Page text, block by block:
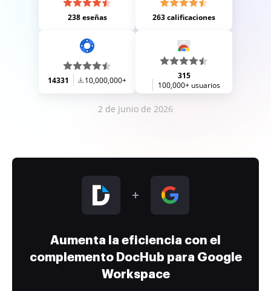
238 eseñas 263 calificaciones
14331 10,000,000+
315
100,000+ usuarios
2 de junio de 2026
Aumenta la eficiencia con el
complemento DocHub para Google
Workspace